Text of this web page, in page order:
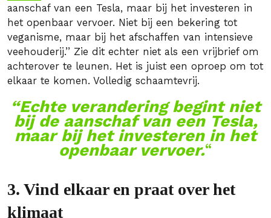
aanschaf van een Tesla, maar bij het investeren in
het openbaar vervoer. Niet bij een bekering tot
veganisme, maar bij het afschaffen van intensieve
veehouderij.’’ Zie dit echter niet als een vrijbrief om
achterover te leunen. Het is juist een oproep om tot
elkaar te komen. Volledig schaamtevrij.
“Echte verandering begint niet
bij de aanschaf van een Tesla,
maar bij het investeren in het
openbaar vervoer.“
3. Vind elkaar en praat over het
klimaat